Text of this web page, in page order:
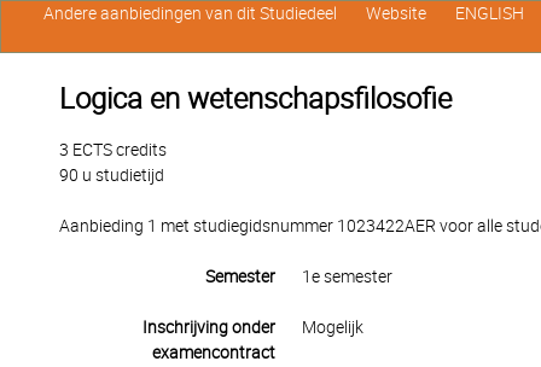
Logica en wetenschapsfilosofie
3 ECTS credits
90 u studietijd
Aanbieding 1 met studiegidsnummer 1023422AER voor alle
Semester 1e semester
Inschrijving onder
examencontract
Mogelijk
Andere aanbiedingen van dit Studiedeel Website ENGLISH